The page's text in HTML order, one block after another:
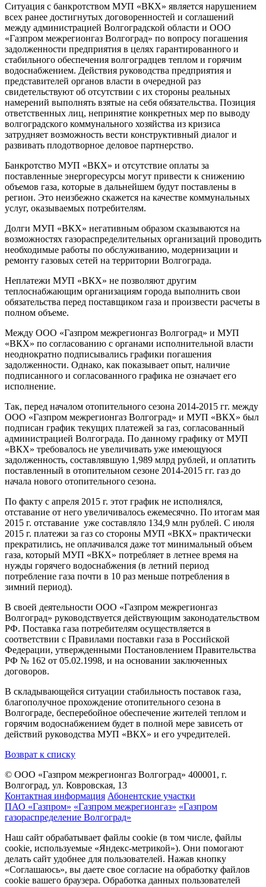
Ситуация с банкротством МУП «ВКХ» является нарушением
всех ранее достигнутых договоренностей и соглашений
между администрацией Волгоградской области и ООО
«Газпром межрегионгаз Волгоград» по вопросу погашения
задолженности предприятия в целях гарантированного и
стабильного обеспечения волгоградцев теплом и горячим
водоснабжением. Действия руководства предприятия и
представителей органов власти в очередной раз
свидетельствуют об отсутствии с их стороны реальных
намерений выполнять взятые на себя обязательства. Позиция
ответственных лиц, непринятие конкретных мер по выводу
волгоградского коммунального хозяйства из кризиса
затрудняет возможность вести конструктивный диалог и
развивать плодотворное деловое партнерство.
Банкротство МУП «ВКХ» и отсутствие оплаты за
поставленные энергоресурсы могут привести к снижению
объемов газа, которые в дальнейшем будут поставлены в
регион. Это неизбежно скажется на качестве коммунальных
услуг, оказываемых потребителям.
Долги МУП «ВКХ» негативным образом сказываются на
возможностях газораспределительных организаций проводить
необходимые работы по обслуживанию, модернизации и
ремонту газовых сетей на территории Волгограда.
Неплатежи МУП «ВКХ» не позволяют другим
теплоснабжающим организациям города выполнить свои
обязательства перед поставщиком газа и произвести расчеты в
полном объеме.
Между ООО «Газпром межрегионгаз Волгоград» и МУП
«ВКХ» по согласованию с органами исполнительной власти
неоднократно подписывались графики погашения
задолженности. Однако, как показывает опыт, наличие
подписанного и согласованного графика не означает его
исполнение.
Так, перед началом отопительного сезона 2014-2015 гг. между
ООО «Газпром межрегионгаз Волгоград» и МУП «ВКХ» был
подписан график текущих платежей за газ, согласованный
администрацией Волгограда. По данному графику от МУП
«ВКХ» требовалось не увеличивать уже имеющуюся
задолженность, составлявшую 1,989 млрд рублей, и оплатить
поставленный в отопительном сезоне 2014-2015 гг. газ до
начала нового отопительного сезона.
По факту с апреля 2015 г. этот график не исполнялся,
отставание от него увеличивалось ежемесячно. По итогам мая
2015 г. отставание уже составляло 134,9 млн рублей. С июля
2015 г. платежи за газ со стороны МУП «ВКХ» практически
прекратились, не оплачивался даже тот минимальный объем
газа, который МУП «ВКХ» потребляет в летнее время на
нужды горячего водоснабжения (в летний период
потребление газа почти в 10 раз меньше потребления в
зимний период).
В своей деятельности ООО «Газпром межрегионгаз
Волгоград» руководствуется действующим законодательством
РФ. Поставка газа потребителям осуществляется в
соответствии с Правилами поставки газа в Российской
Федерации, утвержденными Постановлением Правительства
РФ № 162 от 05.02.1998, и на основании заключенных
договоров.
В складывающейся ситуации стабильность поставок газа,
благополучное прохождение отопительного сезона в
Волгограде, бесперебойное обеспечение жителей теплом и
горячим водоснабжением будет в полной мере зависеть от
действий руководства МУП «ВКХ» и его учредителей.
Возврат к списку
© ООО «Газпром межрегионгаз Волгоград» 400001, г.
Волгоград, ул. Ковровская, 13
Контактная информация Абонентские участки
ПАО «Газпром» «Газпром межрегионгаз» «Газпром
газораспределение Волгоград»
Наш сайт обрабатывает файлы cookie (в том числе, файлы
cookie, используемые «Яндекс-метрикой»). Они помогают
делать сайт удобнее для пользователей. Нажав кнопку
«Соглашаюсь», вы даете свое согласие на обработку файлов
cookie вашего браузера. Обработка данных пользователей